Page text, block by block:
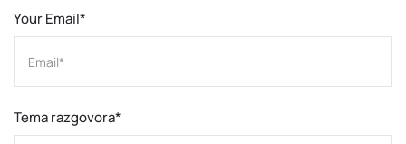
Your Email*
Tema razgovora*